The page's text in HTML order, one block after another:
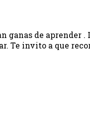
ganas de aprender
Te invito a que